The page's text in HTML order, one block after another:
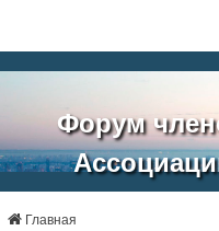
Форум
Главная